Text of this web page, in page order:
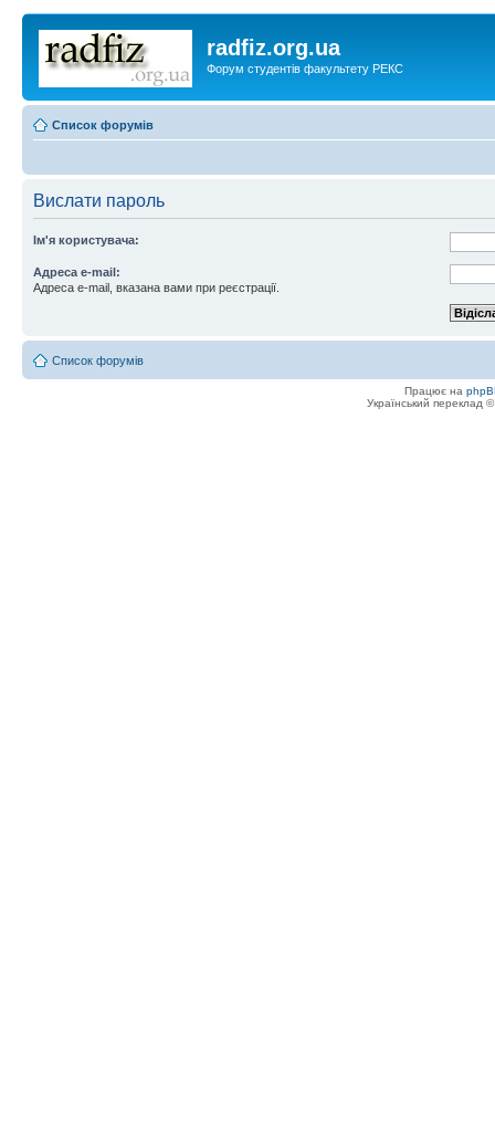
radfiz.org.ua
Форум студентів факультету РЕКС
Список форумів
Вислати пароль
Ім'я користувача:
Адреса e-mail:
Адреса e-mail, вказана вами при реєстрації.
Список форумів
Працює на
Український переклад